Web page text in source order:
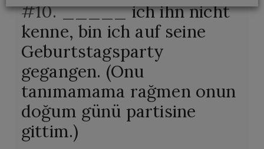
#10._____ ich ihn nicht
kenne, bin ich auf seine
Geburtstagsparty
gegangen. (Onu
tanımamama rağmen onun
doğum günü partisine
gittim.)